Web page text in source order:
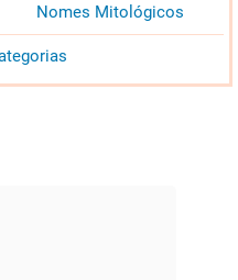
Nomes Mitológicos